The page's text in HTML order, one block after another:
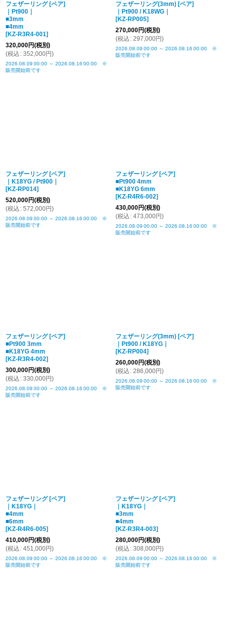
フェザーリング [ペア]
｜Pt900｜
■3mm
■4mm
[KZ-R3R4-001]
320,000円(税別)
(税込 : 352,000円)
2026.08.09 00:00 ～ 2026.08.16 00:00 ※
販売開始前です
フェザーリング(3mm) [ペア]
｜Pt900 / K18WG｜
[KZ-RP005]
270,000円(税別)
(税込 : 297,000円)
2026.08.09 00:00 ～ 2026.08.16 00:00 ※
販売開始前です
フェザーリング [ペア]
｜K18YG / Pt900｜
[KZ-RP014]
520,000円(税別)
(税込 : 572,000円)
2026.08.09 00:00 ～ 2026.08.16 00:00 ※
販売開始前です
フェザーリング [ペア]
■Pt900 4mm
■K18YG 6mm
[KZ-R4R6-002]
430,000円(税別)
(税込 : 473,000円)
2026.08.09 00:00 ～ 2026.08.16 00:00 ※
販売開始前です
フェザーリング [ペア]
■Pt900 3mm
■K18YG 4mm
[KZ-R3R4-002]
300,000円(税別)
(税込 : 330,000円)
2026.08.09 00:00 ～ 2026.08.16 00:00 ※
販売開始前です
フェザーリング(3mm) [ペア]
｜Pt900 / K18YG｜
[KZ-RP004]
260,000円(税別)
(税込 : 286,000円)
2026.08.09 00:00 ～ 2026.08.16 00:00 ※
販売開始前です
フェザーリング [ペア]
｜K18YG｜
■4mm
■6mm
[KZ-R4R6-005]
410,000円(税別)
(税込 : 451,000円)
2026.08.09 00:00 ～ 2026.08.16 00:00 ※
販売開始前です
フェザーリング [ペア]
｜K18YG｜
■3mm
■4mm
[KZ-R3R4-003]
280,000円(税別)
(税込 : 308,000円)
2026.08.09 00:00 ～ 2026.08.16 00:00 ※
販売開始前です